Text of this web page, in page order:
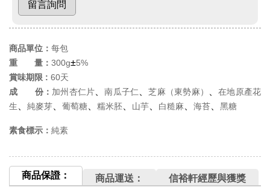
商品單位： 每包
重 量： 300g±5%
賞味期限 : 60天
成 份： 加州杏仁片、南瓜子仁、芝麻（東勢麻） 、在地原產花
生、 純麥芽、 葡萄糖、 糯米胚、 山芋、 白糙麻、 海苔、 黑糖
素食標示： 純素
商品保證： 商品運送： 信裕軒經歷與獲獎